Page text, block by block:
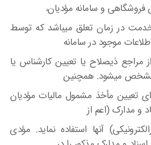
خدمت در زمان تعلق میباشد که توسط
موجود در سامانه
مراجع ذیصلاح یا تعیین کارشناس یا
میشود. همچنین
تعیین مأخذ مشمول مالیات مؤدیان
و مدارک (اعم از
آنها استفاده نماید. مؤدی